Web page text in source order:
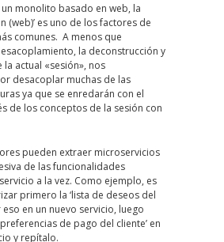
monolito basado en web, la
(web)’ es uno de los factores de
comunes. A menos que
la deconstrucción y
actual «sesión», nos
desacoplar muchas de las
ya que se enredarán con el
de los conceptos de la sesión con
pueden extraer microservicios
de las funcionalidades
a la vez. Como ejemplo, es
primero la ‘lista de deseos del
eso en un nuevo servicio, luego
de pago del cliente’ en
y repítalo.